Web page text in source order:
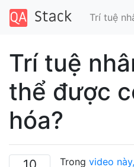
Trí tuệ
Trí tuệ
thể được
hóa?
Trong video này,